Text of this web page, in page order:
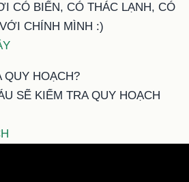
CÓ BIỂN, CÓ THÁC LẠNH, CÓ
CHÍNH MÌNH :)
QUY HOẠCH?
SẼ KIỂM TRA QUY HOẠCH